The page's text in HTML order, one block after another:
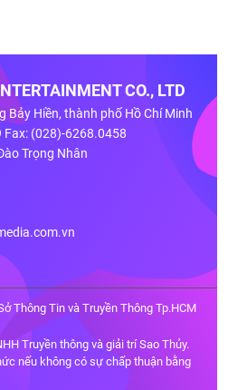
CO., LTD
Bảy Hiền, thành phố Hồ Chí Minh
(028)-6268.0458
Trọng Nhân
Thông Tin và Truyền Thông Tp.HCM
Truyền thông và giải trí Sao Thủy.
nếu không có sự chấp thuận bằng